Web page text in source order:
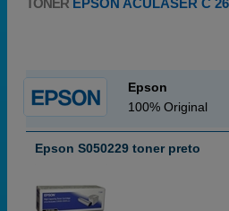
TONER EPSON ACULASER C
Epson
100% Original
Epson S050229 toner preto